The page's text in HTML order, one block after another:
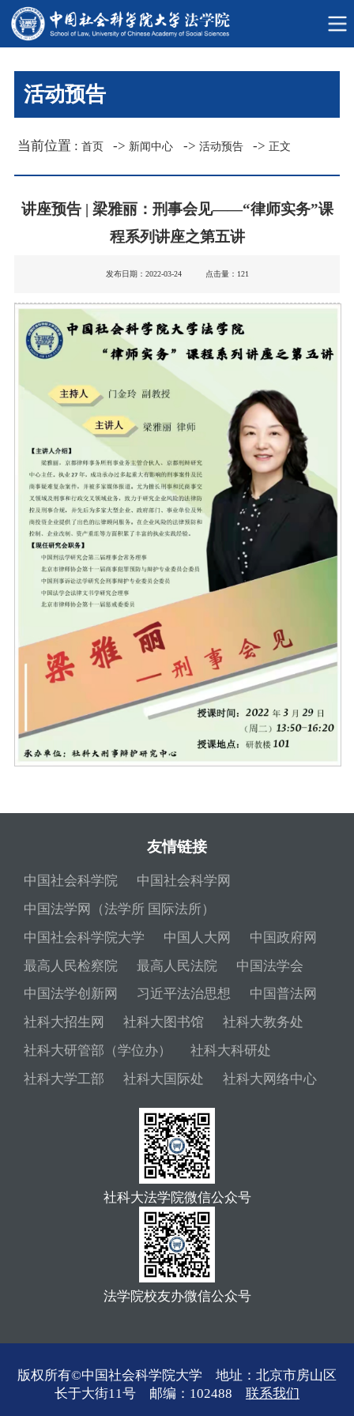
活动预告
当前位置 :首页 -> 新闻中心 -> 活动预告 ->正文
讲座预告 | 梁雅丽：刑事会见——“律师实务”课
程系列讲座之第五讲
发布日期：2022-03-24 点击量： 121
友情链接
中国社会科学院
中国社会科学网
中国法学网（法学所 国际法所）
中国社会科学院大学
中国人大网
中国政府网
最高人民检察院
最高人民法院
中国法学会
中国法学创新网
习近平法治思想
中国普法网
社科大招生网
社科大图书馆
社科大教务处
社科大研管部（学位办）
社科大科研处
社科大学工部
社科大国际处 社科大网络中心
社科大法学院微信公众号
法学院校友办微信公众号
版权所有©中国社会科学院大学 地址：北京市房山区
长于大街11号 邮编：102488 联系我们